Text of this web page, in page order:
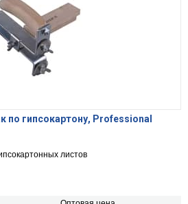
по гипсокартону, Professional
листов